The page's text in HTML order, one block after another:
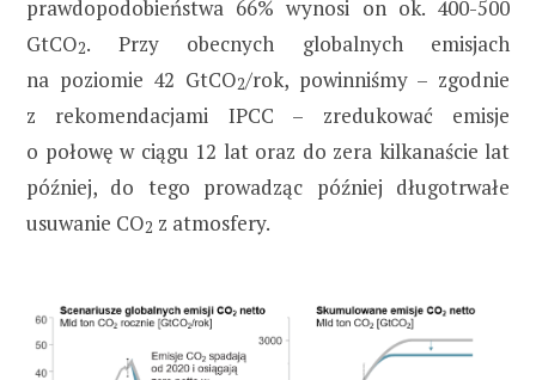
prawdopodobieństwa 66% wynosi on ok. 400-500
GtCO2. Przy obecnych globalnych emisjach
na poziomie 42 GtCO2/rok, powinniśmy – zgodnie
z rekomendacjami IPCC – zredukować emisje
o połowę w ciągu 12 lat oraz do zera kilkanaście lat
później, do tego prowadząc później długotrwałe
usuwanie CO2 z atmosfery.